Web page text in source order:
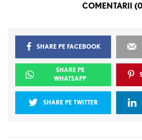
COMENTARII
SHARE PE FACEBOOK
SHARE PE
WHATSAPP
SHARE PE TWITTER